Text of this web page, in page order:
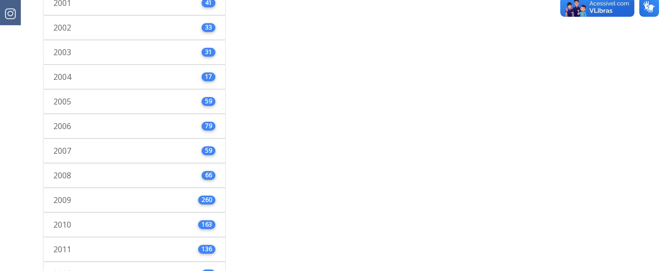
2001 41
2002 33
2003 31
2004 17
2005 59
2006 79
2007 59
2008 66
2009 260
2010 163
2011 136